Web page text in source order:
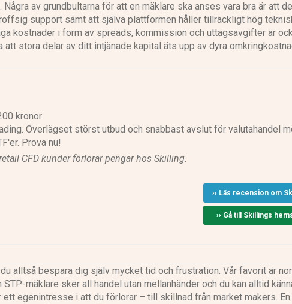
av grundbultarna för att en mäklare ska anses vara bra är att de
support samt att själva plattformen håller tillräckligt hög
kostnader i form av spreads, kommission och uttagsavgifter är
stora delar av ditt intjänade kapital äts upp av dyra
kronor
Överlägset störst utbud och snabbast avslut för valutahandel
Prova nu!
CFD kunder förlorar pengar hos Skilling.
›› Läs recension om
›› Gå till Skillings
du alltså bespara dig själv mycket tid och frustration. Vår favorit är
STP-mäklare sker all handel utan mellanhänder och du kan alltid
egenintresse i att du förlorar – till skillnad från market makers.